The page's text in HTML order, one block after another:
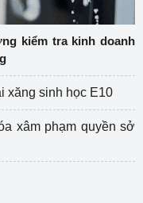
kiểm tra kinh doanh
xăng sinh học E10
xâm phạm quyền sở